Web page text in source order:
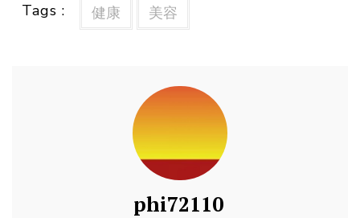
Tags : 健康 美容
phi72110